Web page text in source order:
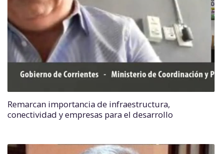
Remarcan importancia de infraestructura,
conectividad y empresas para el desarrollo